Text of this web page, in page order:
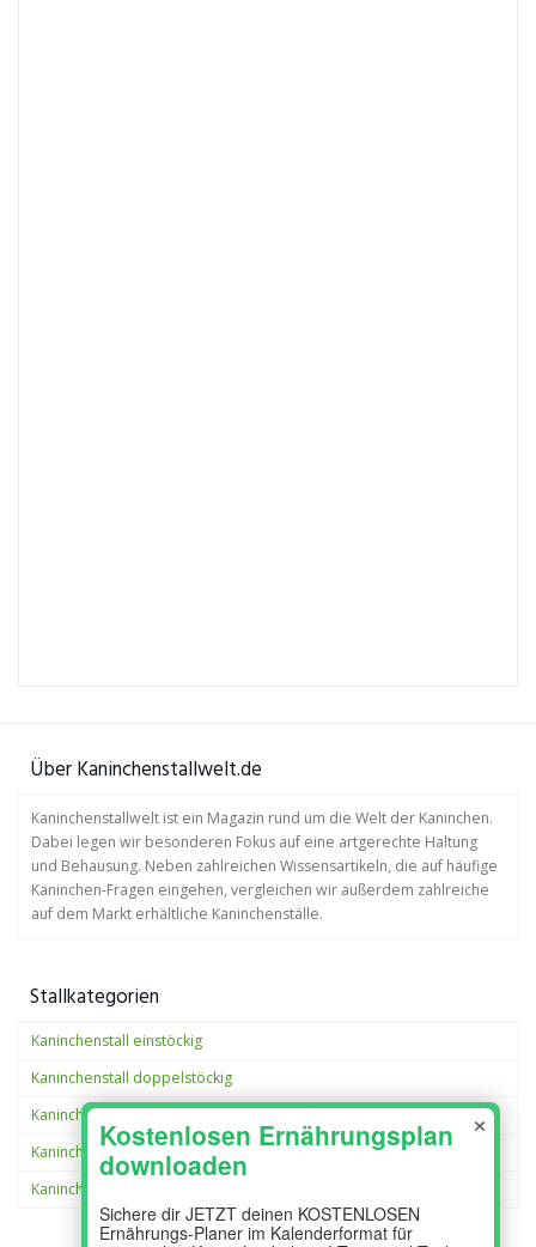
×
Über Kaninchenstallwelt.de
Kaninchenstallwelt ist ein Magazin rund um die Welt der Kaninchen.
Dabei legen wir besonderen Fokus auf eine artgerechte Haltung
und Behausung. Neben zahlreichen Wissensartikeln, die auf häufige
Kaninchen-Fragen eingehen, vergleichen wir außerdem zahlreiche
auf dem Markt erhältliche Kaninchenställe.
Stallkategorien
Kaninchenstall einstöckig
Kaninchenstall doppelstöckig
Kaninchenstall XXL
Kaninchenstall außen
Kaninchenstall Innen